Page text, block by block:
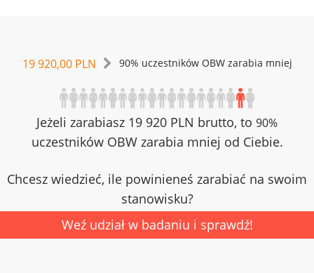
19 920,00 PLN 90% uczestników OBW zarabia mniej
Jeżeli zarabiasz 19 920 PLN brutto, to 90%
uczestników OBW zarabia mniej od Ciebie.
Chcesz wiedzieć, ile powinieneś zarabiać na swoim
stanowisku?
Weź udział w badaniu i sprawdź!